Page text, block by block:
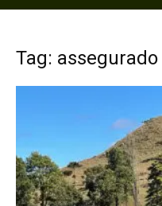
Tag: assegurado